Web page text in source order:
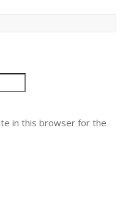
in this browser for the